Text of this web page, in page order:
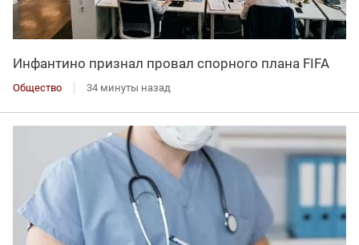
Инфантино признал провал спорного плана FIFA
Общество 34 минуты назад